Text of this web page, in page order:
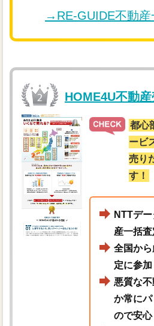
→RE-GUIDE不動産
HOME4U不動産
都心
ービ
売り
す！
NTTデ
産一括査
全国か
定に参加
悪質な
か常に
ので安心